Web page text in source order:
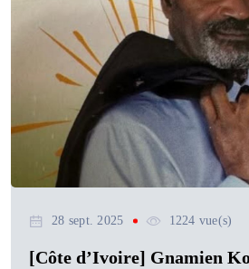
28 sept. 2025 1224 vue(s)
[Côte d’Ivoire] Gnamien